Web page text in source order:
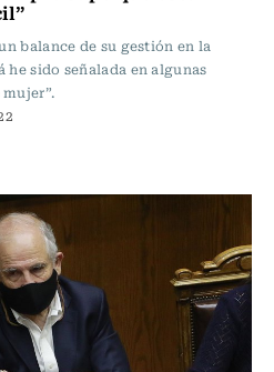
balance de su gestión en la
sido señalada en algunas